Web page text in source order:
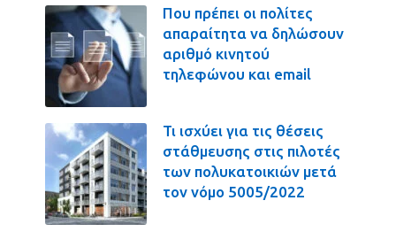
Που πρέπει οι πολίτες
απαραίτητα να δηλώσουν
αριθμό κινητού
τηλεφώνου και email
Τι ισχύει για τις θέσεις
στάθμευσης στις πιλοτές
των πολυκατοικιών μετά
τον νόμο 5005/2022